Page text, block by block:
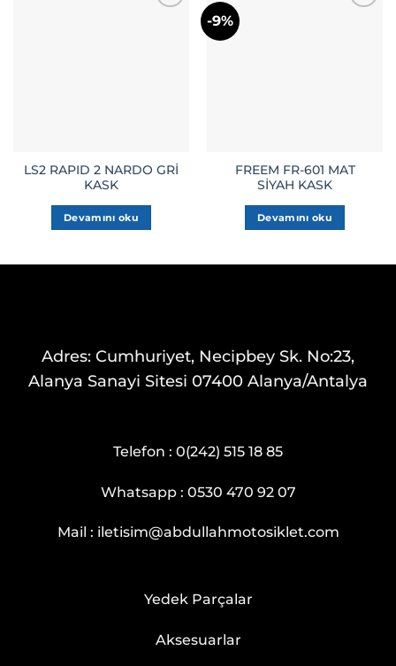
LS2 RAPID 2 NARDO GRİ
KASK
Devamını oku
-9%
FREEM FR-601 MAT
SİYAH KASK
Devamını oku
Adres: Cumhuriyet, Necipbey Sk. No:23,
Alanya Sanayi Sitesi 07400 Alanya/Antalya
Telefon : 0(242) 515 18 85
Whatsapp : 0530 470 92 07
Mail : iletisim@abdullahmotosiklet.com
Yedek Parçalar
Aksesuarlar